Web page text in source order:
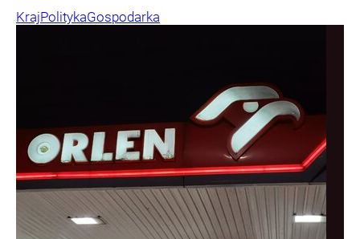
KrajPolitykaGospodarka